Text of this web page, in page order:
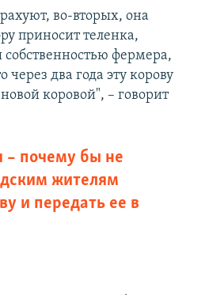
во-вторых, она
приносит теленка,
собственностью фермера,
через два года эту корову
коровой", – говорит
– почему бы не
жителям
и передать ее в